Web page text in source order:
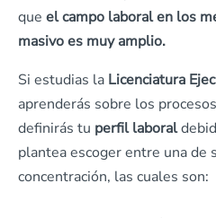
que el campo laboral en los
masivo es muy amplio.
Si estudias la Licenciatura
aprenderás sobre los
definirás tu perfil laboral
plantea escoger entre una de
concentración, las cuales son: